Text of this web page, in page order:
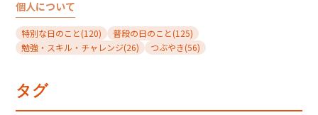
個人について
特別な日のこと(120) 普段の日のこと(125)
勉強・スキル・チャレンジ(26) つぶやき(56)
タグ